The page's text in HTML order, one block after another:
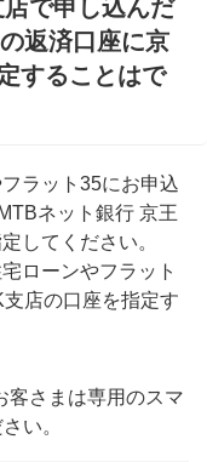
で申し込んだ
返済口座に京
することはで
ラット35にお申込
ネット銀行 京王
してください。
ローンやフラット
店の口座を指定す
さまは専用のスマ
い。